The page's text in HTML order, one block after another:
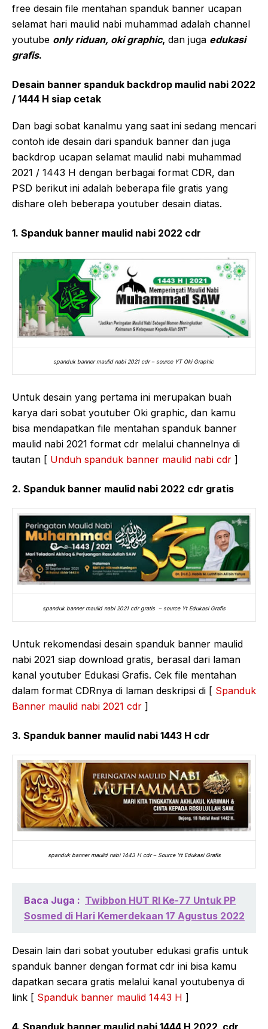
free desain file mentahan spanduk banner ucapan
selamat hari maulid nabi muhammad adalah channel
youtube only riduan, oki graphic, dan juga edukasi
grafis.
Desain banner spanduk backdrop maulid nabi 2022
/ 1444 H siap cetak
Dan bagi sobat kanalmu yang saat ini sedang mencari
contoh ide desain dari spanduk banner dan juga
backdrop ucapan selamat maulid nabi muhammad
2021 / 1443 H dengan berbagai format CDR, dan
PSD berikut ini adalah beberapa file gratis yang
dishare oleh beberapa youtuber desain diatas.
1. Spanduk banner maulid nabi 2022 cdr
spanduk banner maulid nabi 2021 cdr – source YT Oki Graphic
Untuk desain yang pertama ini merupakan buah
karya dari sobat youtuber Oki graphic, dan kamu
bisa mendapatkan file mentahan spanduk banner
maulid nabi 2021 format cdr melalui channelnya di
tautan [ Unduh spanduk banner maulid nabi cdr ]
2. Spanduk banner maulid nabi 2022 cdr gratis
spanduk banner maulid nabi 2021 cdr gratis – source Yt Edukasi Grafis
Untuk rekomendasi desain spanduk banner maulid
nabi 2021 siap download gratis, berasal dari laman
kanal youtuber Edukasi Grafis. Cek file mentahan
dalam format CDRnya di laman deskripsi di [ Spanduk
Banner maulid nabi 2021 cdr ]
3. Spanduk banner maulid nabi 1443 H cdr
spanduk banner maulid nabi 1443 H cdr – Source Yt Edukasi Grafis
Baca Juga : Twibbon HUT RI Ke-77 Untuk PP
Sosmed di Hari Kemerdekaan 17 Agustus 2022
Desain lain dari sobat youtuber edukasi grafis untuk
spanduk banner dengan format cdr ini bisa kamu
dapatkan secara gratis melalui kanal youtubenya di
link [ Spanduk banner maulid 1443 H ]